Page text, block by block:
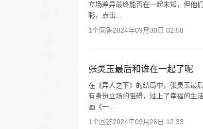
立场差异最终能否在一起未知，但他
彩，点击...
1个回答2024年09月30日 02:58
张灵玉最后和谁在一起了呢
在《异人之下》的结局中，张灵玉最
有身份立场的阻碍，过上了幸福的生
画《一...
1个回答2024年09月26日 12:33